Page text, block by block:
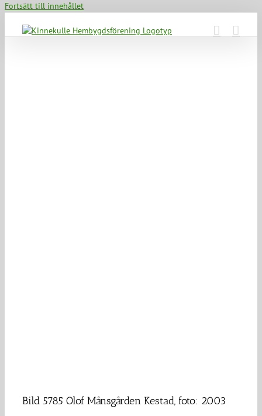
Fortsätt till innehållet
Bild 5785 Olof Månsgården Kestad, foto: 2003